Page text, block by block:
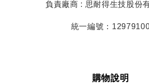
負責廠商 : 思耐得生技股份
統一編號：
購物說明